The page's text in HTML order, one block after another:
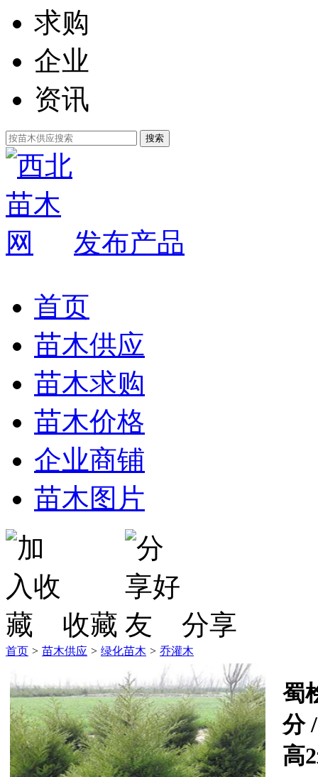
求购
企业
资讯
发布产品
首页
苗木供应
苗木求购
苗木价格
企业商铺
苗木图片
收藏 分享
首页 > 苗木供应 > 绿化苗木 > 乔灌木
蜀
分
高